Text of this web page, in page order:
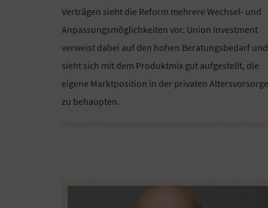
Verträgen sieht die Reform mehrere Wechsel- und
Anpassungsmöglichkeiten vor. Union Investment
verweist dabei auf den hohen Beratungsbedarf und
sieht sich mit dem Produktmix gut aufgestellt, die
eigene Marktposition in der privaten Altersvorsorge
zu behaupten.